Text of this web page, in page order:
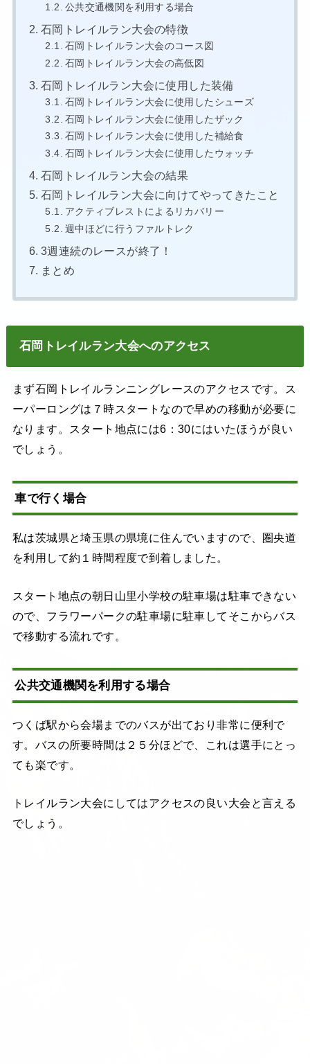
公共交通機関を利用する場合
石岡トレイルラン大会の特徴
石岡トレイルラン大会のコース図
石岡トレイルラン大会の高低図
石岡トレイルラン大会に使用した装備
石岡トレイルラン大会に使用したシューズ
石岡トレイルラン大会に使用したザック
石岡トレイルラン大会に使用した補給食
石岡トレイルラン大会に使用したウォッチ
石岡トレイルラン大会の結果
石岡トレイルラン大会に向けてやってきたこと
アクティブレストによるリカバリー
週中ほどに行うファルトレク
3週連続のレースが終了！
まとめ
石岡トレイルラン大会へのアクセス
まず石岡トレイルランニングレースのアクセスです。ス
ーパーロングは７時スタートなので早めの移動が必要に
なります。スタート地点には6：30にはいたほうが良い
でしょう。
車で行く場合
私は茨城県と埼玉県の県境に住んでいますので、圏央道
を利用して約１時間程度で到着しました。
スタート地点の朝日山里小学校の駐車場は駐車できない
ので、フラワーパークの駐車場に駐車してそこからバス
で移動する流れです。
公共交通機関を利用する場合
つくば駅から会場までのバスが出ており非常に便利で
す。バスの所要時間は２５分ほどで、これは選手にとっ
ても楽です。
トレイルラン大会にしてはアクセスの良い大会と言える
でしょう。